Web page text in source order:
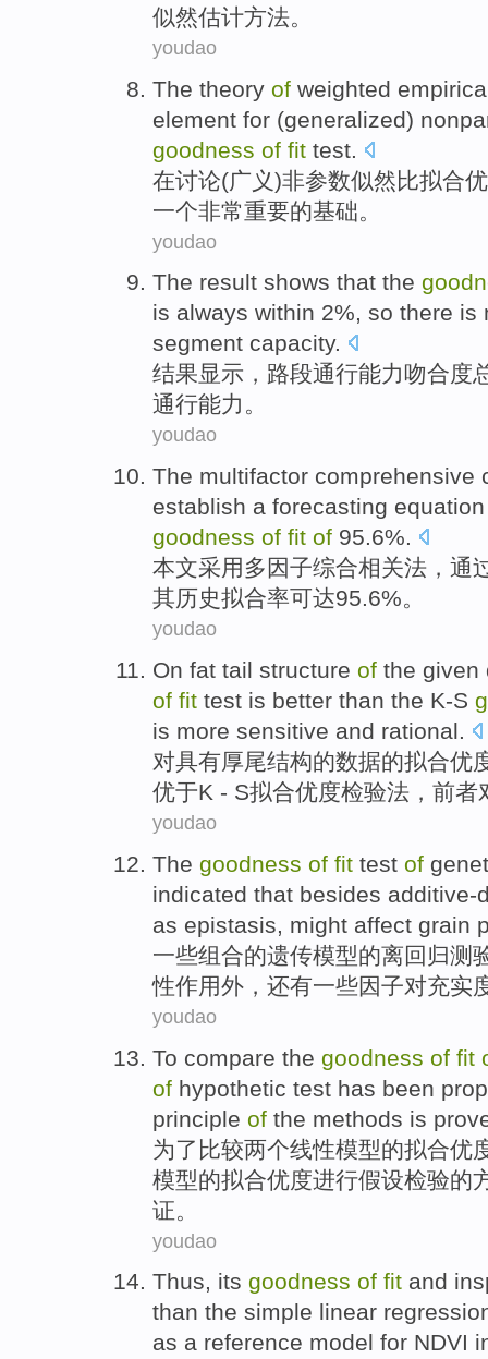
似然估计方法。
youdao
The theory of weighted
element for (generalized)
goodness of fit test
在讨论(广义)非参数似然比拟合
一个非常重要的基础。
youdao
The result shows that the
is always within 2%, so there is
segment capacity.
结果显示 ， 路段通行能力吻合度
通行能力。
youdao
The multifactor comprehensive
establish a forecasting equation
goodness of fit of 95.6%.
本文采用 多因子综合相关法 ， 通
其历史拟合率可达95.6%。
youdao
On fat tail structure of the given
of fit test is better than the K-S
is more sensitive and rational.
对具有厚尾结构的数据的拟合优
优于K - S拟合优度检验法， 前者
youdao
The goodness of fit test of
indicated that besides additive-
as epistasis, might affect grain
一些组合的遗传模型的离回归测
性作用外，还有一些因子对充实
youdao
To compare the goodness of fit
of hypothetic test has been
principle of the methods is
为了 比较两个线性模型的拟合优
模型的拟合优度进行假设检验的
证。
youdao
Thus, its goodness of fit and
than the simple linear
as a reference model for NDVI